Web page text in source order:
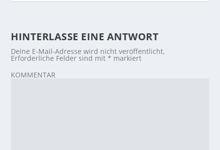
HINTERLASSE EINE ANTWORT
Deine E-Mail-Adresse wird nicht veröffentlicht.
Erforderliche Felder sind mit* markiert
KOMMENTAR